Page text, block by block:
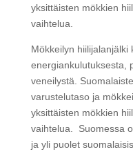
yksittäisten mökkien
vaihtelua.
Mökkeilyn hiilijalanjälki
energiankulutuksesta,
veneilystä.
varustelutaso ja
yksittäisten mökkien
vaihtelua. Suomessa
ja yli puolet